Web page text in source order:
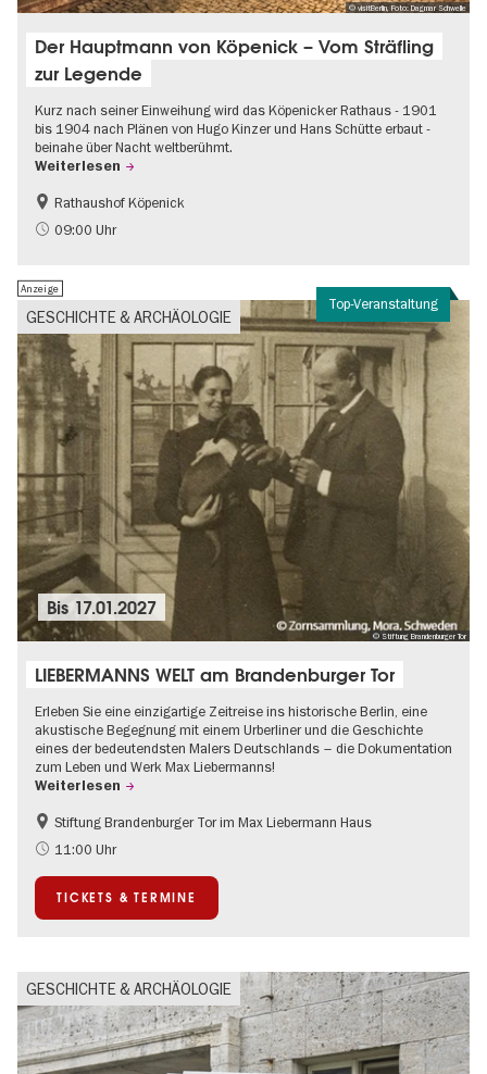
© visitBerlin, Foto: Dagmar Schwelle
Der Hauptmann von Köpenick – Vom Sträfling
zur Legende
Kurz nach seiner Einweihung wird das Köpenicker Rathaus - 1901
bis 1904 nach Plänen von Hugo Kinzer und Hans Schütte erbaut -
beinahe über Nacht weltberühmt.
Weiterlesen
Geschichte
Going local Berlin
Rathaushof Köpenick
09:00 Uhr
Top-Veranstaltung
GESCHICHTE & ARCHÄOLOGIE
Anzeige
© Stiftung Brandenburger Tor
Bis 17.01.2027
LIEBERMANNS WELT am Brandenburger Tor
Erleben Sie eine einzigartige Zeitreise ins historische Berlin, eine
akustische Begegnung mit einem Urberliner und die Geschichte
eines der bedeutendsten Malers Deutschlands – die Dokumentation
zum Leben und Werk Max Liebermanns!
Weiterlesen
Geschichte
Barrierefrei
NS-Geschichte
Politik & Gesellschaft
Stiftung Brandenburger Tor im Max Liebermann Haus
11:00 Uhr
TICKETS & TERMINE
GESCHICHTE & ARCHÄOLOGIE